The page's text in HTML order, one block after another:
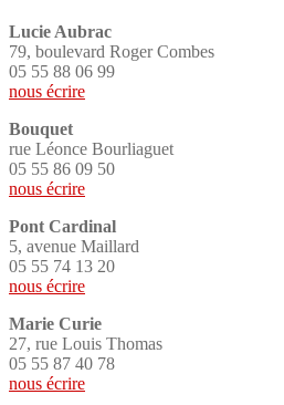
Lucie Aubrac
79, boulevard Roger Combes
05 55 88 06 99
nous écrire
Bouquet
rue Léonce Bourliaguet
05 55 86 09 50
nous écrire
Pont Cardinal
5, avenue Maillard
05 55 74 13 20
nous écrire
Marie Curie
27, rue Louis Thomas
05 55 87 40 78
nous écrire